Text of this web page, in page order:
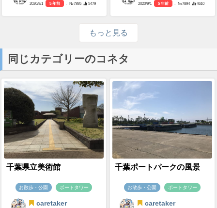
2020/9/1 5 年前 - №7895 5479 2020/9/1 5 年前 - №7894 4610
もっと見る
同じカテゴリーのコネタ
千葉県立美術館
お散歩・公園 ポートタワー
caretaker
千葉ポートパークの風景
お散歩・公園 ポートタワー
caretaker